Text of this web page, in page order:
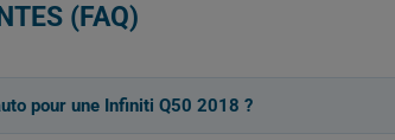
(FAQ)
pour une Infiniti Q50 2018 ?